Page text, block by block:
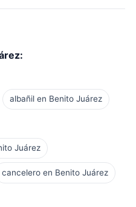
albañil en Benito Juárez
Juárez
cancelero en Benito Juárez